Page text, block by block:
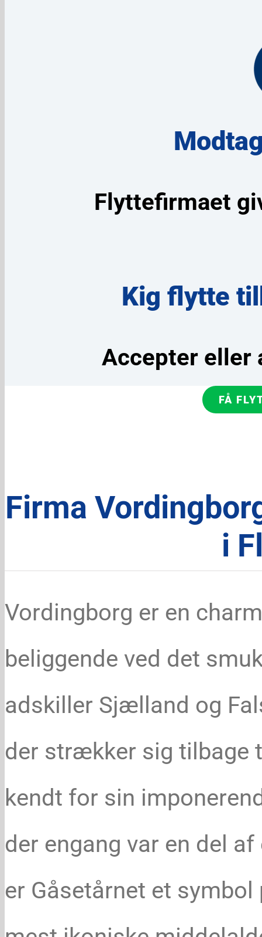
Flyttefirmaet
Kig flytte
Accepter
FÅ
Firma
i
Vordingborg er en
beliggende ved det
adskiller Sjælland og
der strækker sig tilbage
kendt for sin
der engang var en del
er Gåsetårnet et